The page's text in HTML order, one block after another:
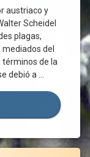
austriaco y
Scheidel
plagas,
del
términos de la
debió a …
19 Y Desigualdad (I)